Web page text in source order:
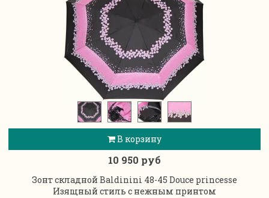
В корзину
10 950 руб
Зонт складной Baldinini 48-45 Douce princesse
Изящный стиль с нежным принтом